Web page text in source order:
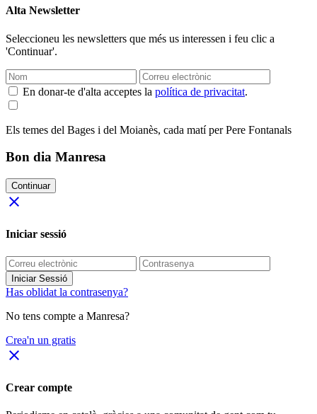
Alta Newsletter
Seleccioneu les newsletters que més us interessen i feu clic a
'Continuar'.
En donar-te d'alta acceptes la política de privacitat.
Els temes del Bages i del Moianès, cada matí per Pere Fontanals
Bon dia Manresa
Continuar
close
Iniciar sessió
Iniciar Sessió
Has oblidat la contrasenya?
No tens compte a Manresa?
Crea'n un gratis
close
Crear compte